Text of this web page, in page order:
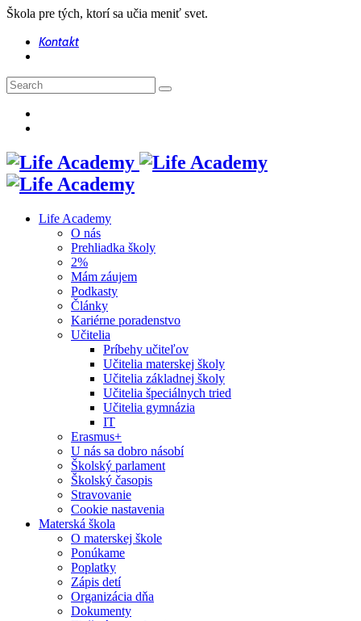
Škola pre tých, ktorí sa učia meniť svet.
Kontakt
Life Academy
O nás
Prehliadka školy
2%
Mám záujem
Podkasty
Články
Kariérne poradenstvo
Učitelia
Príbehy učiteľov
Učitelia materskej školy
Učitelia základnej školy
Učitelia špeciálnych tried
Učitelia gymnázia
IT
Erasmus+
U nás sa dobro násobí
Školský parlament
Školský časopis
Stravovanie
Cookie nastavenia
Materská škola
O materskej škole
Ponúkame
Poplatky
Zápis detí
Organizácia dňa
Dokumenty